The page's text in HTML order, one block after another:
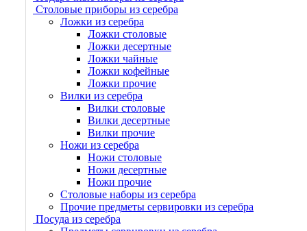
Столовые приборы из серебра
Ложки из серебра
Ложки столовые
Ложки десертные
Ложки чайные
Ложки кофейные
Ложки прочие
Вилки из серебра
Вилки столовые
Вилки десертные
Вилки прочие
Ножи из серебра
Ножи столовые
Ножи десертные
Ножи прочие
Столовые наборы из серебра
Прочие предметы сервировки из серебра
Посуда из серебра